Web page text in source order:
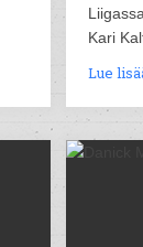
Kari
Lue